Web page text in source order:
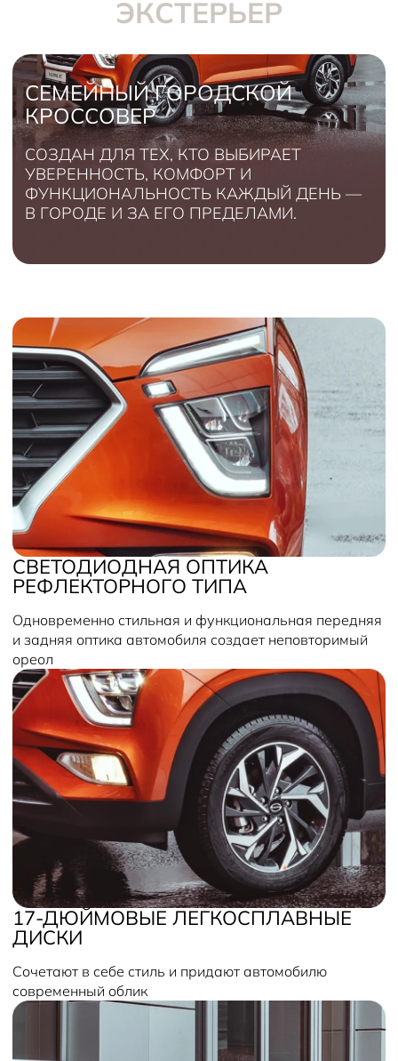
ЭКСТЕРЬЕР
СЕМЕЙНЫЙ ГОРОДСКОЙ
КРОССОВЕР
СОЗДАН ДЛЯ ТЕХ, КТО ВЫБИРАЕТ
УВЕРЕННОСТЬ, КОМФОРТ И
ФУНКЦИОНАЛЬНОСТЬ КАЖДЫЙ ДЕНЬ —
В ГОРОДЕ И ЗА ЕГО ПРЕДЕЛАМИ.
СВЕТОДИОДНАЯ ОПТИКА
РЕФЛЕКТОРНОГО ТИПА
Одновременно стильная и функциональная передняя
и задняя оптика автомобиля создает неповторимый
ореол
17-ДЮЙМОВЫЕ ЛЕГКОСПЛАВНЫЕ
ДИСКИ
Сочетают в себе стиль и придают автомобилю
современный облик